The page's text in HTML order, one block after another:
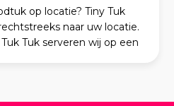
op locatie? Tiny Tuk
naar uw locatie.
Tuk serveren wij op een